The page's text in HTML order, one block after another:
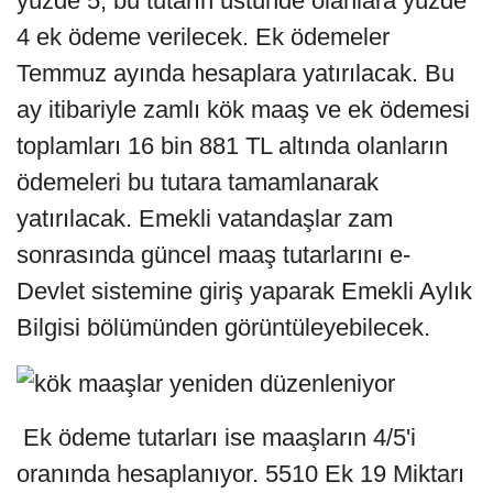
4 ek ödeme verilecek. Ek ödemeler
Temmuz ayında hesaplara yatırılacak. Bu
ay itibariyle zamlı kök maaş ve ek ödemesi
toplamları 16 bin 881 TL altında olanların
ödemeleri bu tutara tamamlanarak
yatırılacak. Emekli vatandaşlar zam
sonrasında güncel maaş tutarlarını e-
Devlet sistemine giriş yaparak Emekli Aylık
Bilgisi bölümünden görüntüleyebilecek.
Ek ödeme tutarları ise maaşların 4/5'i
oranında hesaplanıyor. 5510 Ek 19 Miktarı